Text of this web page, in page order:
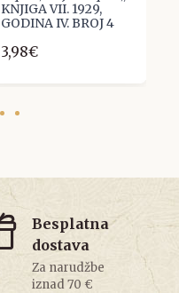
KNJIGA VII. 1929,
GODINA IV. BROJ 4
3,98€
Besplatna
dostava
Za narudžbe
iznad 70 €